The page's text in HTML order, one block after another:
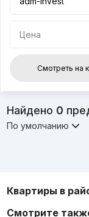
Цена
Смотреть на
Найдено 0
По умолчанию
Квартиры в
Смотрите